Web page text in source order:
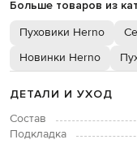
Больше товаров из
Пуховики Herno
Новинки Herno
ДЕТАЛИ И УХОД
Состав
Подкладка